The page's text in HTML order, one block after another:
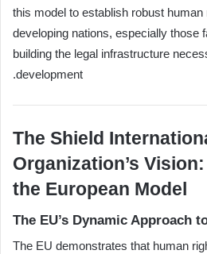
this model to establish robust
developing nations, especially those
building the legal infrastructure
development.
The Shield
Organization’s
the European Model
The EU demonstrates that human